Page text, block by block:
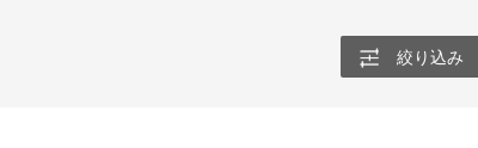
絞り込み